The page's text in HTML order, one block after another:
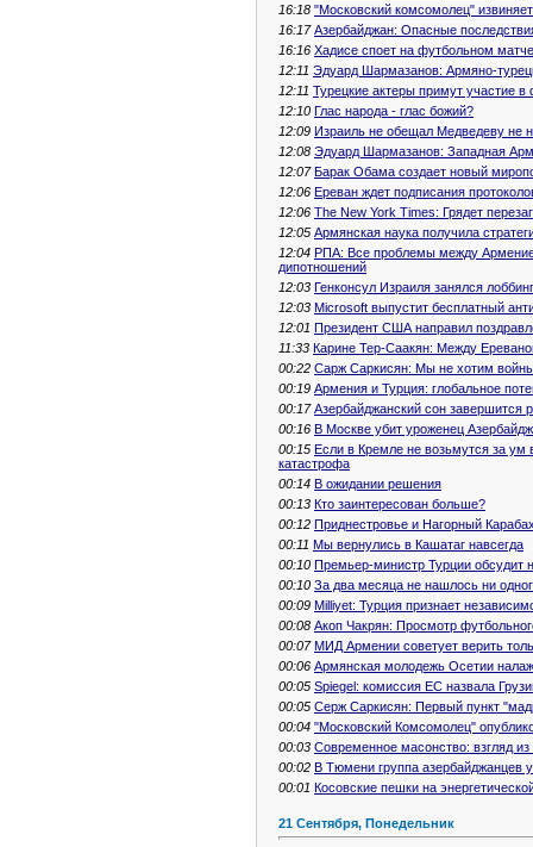
16:18 "Московский комсомолец"
16:17 Азербайджан: Опасные
16:16 Хадисе споет на футбольном
12:11 Эдуард Шармазанов: Армяно-
12:11 Турецкие актеры примут участие
12:10 Глас народа - глас божий?
12:09 Израиль не обещал Медведеву не
12:08 Эдуард Шармазанов: Западная
12:07 Барак Обама создает новый
12:06 Ереван ждет подписания
12:06 The New York Times: Грядет
12:05 Армянская наука получила
12:04 РПА: Все проблемы между
дипотношений
12:03 Генконсул Израиля занялся
12:03 Microsoft выпустит бесплатный
12:01 Президент США направил
11:33 Карине Тер-Саакян: Между
00:22 Сарж Саркисян: Мы не хотим
00:19 Армения и Турция: глобальное
00:17 Азербайджанский сон завершится
00:16 В Москве убит уроженец
00:15 Если в Кремле не возьмутся за ум
катастрофа
00:14 В ожидании решения
00:13 Кто заинтересован больше?
00:12 Приднестровье и Нагорный
00:11 Мы вернулись в Кашатаг навсегда
00:10 Премьер-министр Турции обсудит
00:10 За два месяца не нашлось ни
00:09 Milliyet: Турция признает
00:08 Акоп Чакрян: Просмотр
00:07 МИД Армении советует верить
00:06 Армянская молодежь Осетии
00:05 Spiegel: комиссия ЕС назвала
00:05 Серж Саркисян: Первый пункт
00:04 "Московский Комсомолец"
00:03 Современное масонство: взгляд
00:02 В Тюмени группа азербайджанцев
00:01 Косовские пешки на
21 Сентября, Понедельник